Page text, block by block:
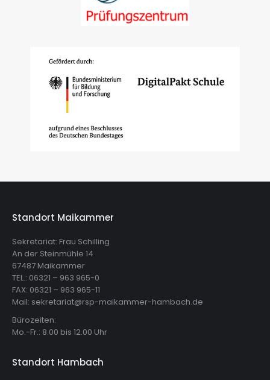
Standort Maikammer
Sekretariat: Frau Schilling
An der Steinmühle 14
67487 Maikammer
TEL.: 06321 – 963 965-0
FAX: 06321 – 963 965-11
Mail: sekretariat@rsp-maikammer-hambach.de
Bürozeiten:
Mo.-Fr.: 8.00 bis 12.00 Uhr
Standort Hambach